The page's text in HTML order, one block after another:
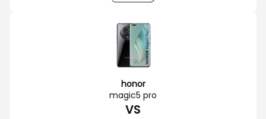
honor
magic5 pro
VS